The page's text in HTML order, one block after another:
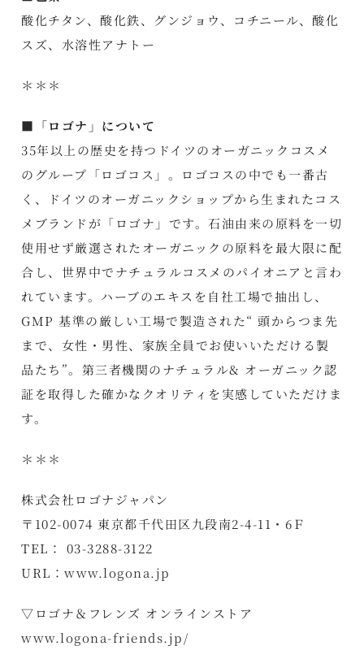
酸化チタン、酸化鉄、グンジョウ、コチニール、酸化
スズ、水溶性アナトー
＊＊＊
■「ロゴナ」について
35年以上の歴史を持つドイツのオーガニックコスメ
のグループ「ロゴコス」。ロゴコスの中でも一番古
く、ドイツのオーガニックショップから生まれたコス
メブランドが「ロゴナ」です。石油由来の原料を一切
使用せず厳選されたオーガニックの原料を最大限に配
合し、世界中でナチュラルコスメのパイオニアと言わ
れています。ハーブのエキスを自社工場で抽出し、
GMP 基準の厳しい工場で製造された“ 頭からつま先
まで、女性・男性、家族全員でお使いいただける製
品たち”。第三者機関のナチュラル& オーガニック認
証を取得した確かなクオリティを実感していただけま
す。
＊＊＊
株式会社ロゴナジャパン
〒102-0074 東京都千代田区九段南2-4-11・6Ｆ
TEL： 03-3288-3122
URL：www.logona.jp
▽ロゴナ＆フレンズ オンラインストア
www.logona-friends.jp/